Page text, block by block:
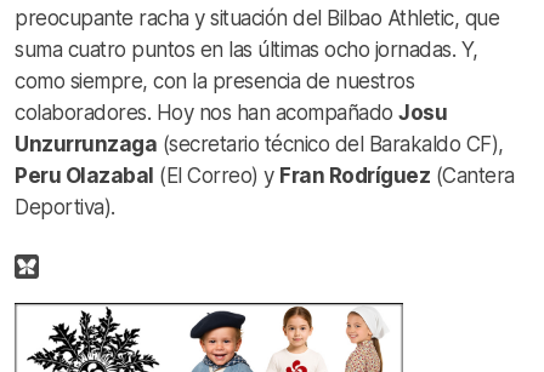
preocupante racha y situación del Bilbao Athletic, que
suma cuatro puntos en las últimas ocho jornadas. Y,
como siempre, con la presencia de nuestros
colaboradores. Hoy nos han acompañado Josu
Unzurrunzaga (secretario técnico del Barakaldo CF),
Peru Olazabal (El Correo) y Fran Rodríguez (Cantera
Deportiva).